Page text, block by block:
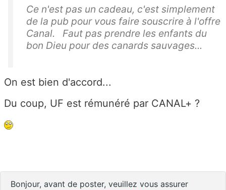
Ce n'est pas un cadeau, c'est simplement
de la pub pour vous faire souscrire à l'offre
Canal. Faut pas prendre les enfants du
bon Dieu pour des canards sauvages...
On est bien d'accord...
Du coup, UF est rémunéré par CANAL+ ?
Bonjour, avant de poster, veuillez vous assurer